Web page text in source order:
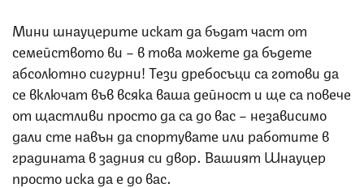
Мини шнауцерите искат да бъдат част от
семейството ви – в това можете да бъдете
абсолютно сигурни! Тези дребосъци са готови да
се включат във всяка ваша дейност и ще са повече
от щастливи просто да са до вас – независимо
дали сте навън да спортувате или работите в
градината в задния си двор. Вашият Шнауцер
просто иска да е до вас.